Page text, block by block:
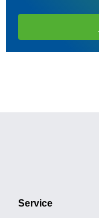
Service